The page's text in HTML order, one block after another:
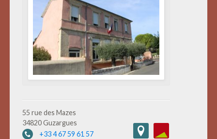
55 rue des Mazes
34820 Guzargues
+33 4 67 59 61 57